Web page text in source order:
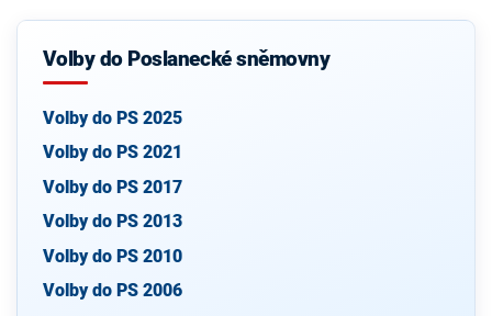
Volby do Poslanecké sněmovny
Volby do PS 2025
Volby do PS 2021
Volby do PS 2017
Volby do PS 2013
Volby do PS 2010
Volby do PS 2006